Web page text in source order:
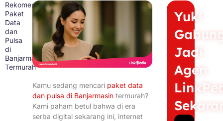
Rekomendasi
Paket
Data
dan
Pulsa
di
Banjarmasin
Termurah
Kamu sedang mencari paket data
dan pulsa di Banjarmasintermurah?
Kami paham betul bahwa di era
serba digital sekarang ini, internet
Yuk!
Jadi
Agen